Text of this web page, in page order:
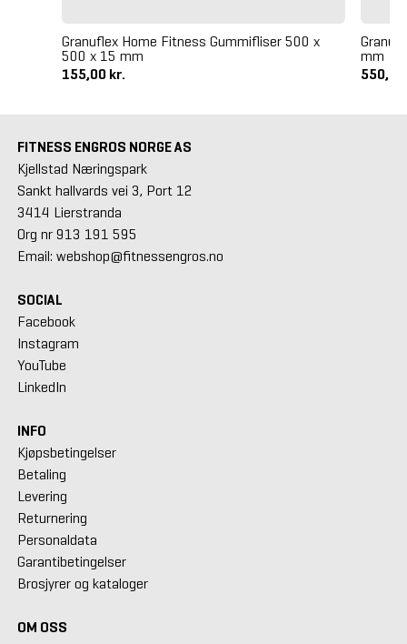
Granuflex Home Fitness Gummifliser 500 x
500 x 15 mm
155,00 kr.
mm
FITNESS ENGROS NORGE AS
Kjellstad Næringspark
Sankt hallvards vei 3, Port 12
3414 Lierstranda
Org nr 913 191 595
Email: webshop@fitnessengros.no
SOCIAL
Facebook
Instagram
YouTube
LinkedIn
INFO
Kjøpsbetingelser
Betaling
Levering
Returnering
Personaldata
Garantibetingelser
Brosjyrer og kataloger
OM OSS